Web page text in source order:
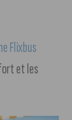
Flixbus
et les